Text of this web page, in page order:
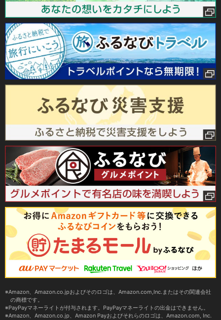
Amazon、Amazon.co.jpおよびそのロゴは、Amazon.com,Inc.またはその関連会社
の商標です。
PayPayマネーライトが付与されます。PayPayマネーライトの出金はできません。
Amazon、Amazon.co.jp、Amazon Payおよびそれらのロゴは、Amazon.com, Inc.